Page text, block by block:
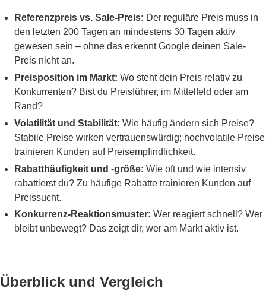
Referenzpreis vs. Sale-Preis: Der reguläre Preis muss in
den letzten 200 Tagen an mindestens 30 Tagen aktiv
gewesen sein – ohne das erkennt Google deinen Sale-
Preis nicht an.
Preisposition im Markt: Wo steht dein Preis relativ zu
Konkurrenten? Bist du Preisführer, im Mittelfeld oder am
Rand?
Volatilität und Stabilität: Wie häufig ändern sich Preise?
Stabile Preise wirken vertrauenswürdig; hochvolatile Preise
trainieren Kunden auf Preisempfindlichkeit.
Rabatthäufigkeit und -größe: Wie oft und wie intensiv
rabattierst du? Zu häufige Rabatte trainieren Kunden auf
Preissucht.
Konkurrenz-Reaktionsmuster: Wer reagiert schnell? Wer
bleibt unbewegt? Das zeigt dir, wer am Markt aktiv ist.
Überblick und Vergleich